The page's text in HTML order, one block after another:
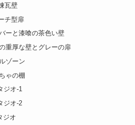
下
和室
ーパネル
撮影
窓から光が差し込む明るい写真
壁
チ型扉
と漆喰の茶色い壁